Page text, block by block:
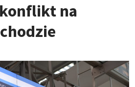
na